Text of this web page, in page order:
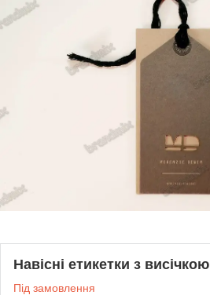
Навісні етикетки з висічкою
Під замовлення